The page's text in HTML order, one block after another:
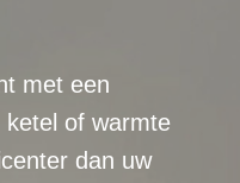
met een
ketel of warmte
dan uw